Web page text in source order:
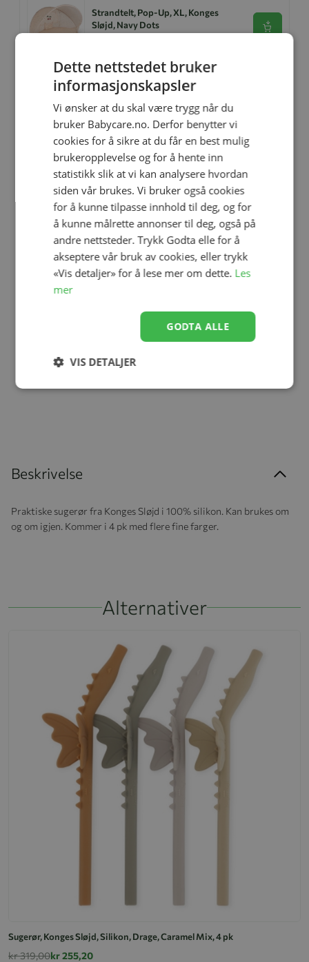
Strandtelt, Pop-Up, XL, Konges
Sløjd, Navy Dots
Se
Beskrivelse
Praktiske sugerør fra Konges Sløjd i 100% silikon. Kan brukes om
og om igjen. Kommer i 4 pk med flere fine farger.
Relaterte produkter
-20%
Legg til
kr 199,20
kr 249,00
Alternativer
Sugerør, Konges Sløjd, Silikon, Drage, Caramel Mix, 4 pk
kr 319,00kr 255,20
Dette nettstedet bruker
informasjonskapsler
Vi ønsker at du skal være trygg når du
bruker Babycare.no. Derfor benytter vi
cookies for å sikre at du får en best mulig
brukeropplevelse og for å hente inn
statistikk slik at vi kan analysere hvordan
siden vår brukes. Vi bruker også cookies
for å kunne tilpasse innhold til deg, og for
å kunne målrette annonser til deg, også på
andre nettsteder. Trykk Godta elle for å
akseptere vår bruk av cookies, eller trykk
«Vis detaljer» for å lese mer om dette. Les
mer
GODTA ALLE
VIS DETALJER